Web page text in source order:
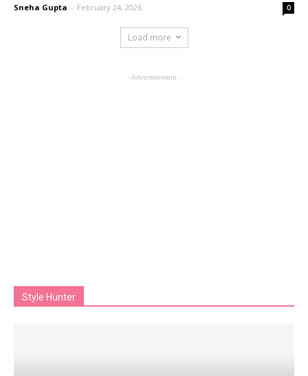
Sneha Gupta - February 24, 2026 0
Load more
- Advertisement -
Style Hunter